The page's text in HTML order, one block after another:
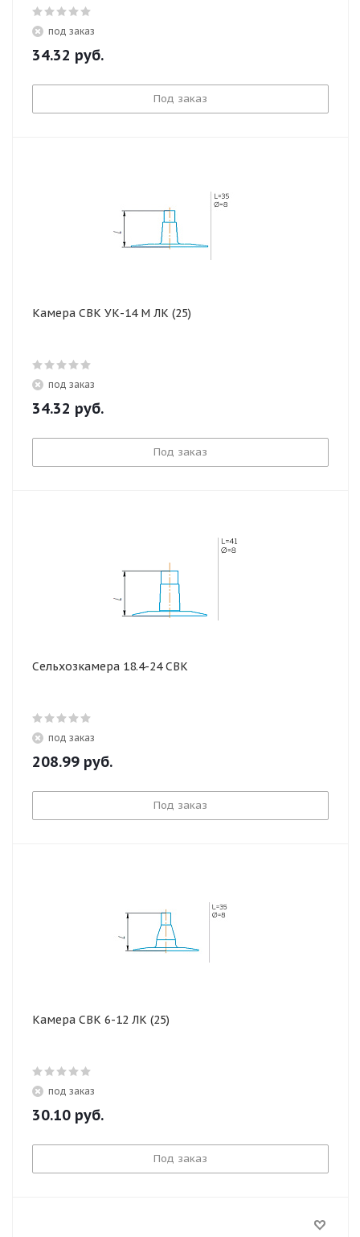
под заказ
34.32 руб.
Под заказ
Камера СВК УК-14 М ЛК (25)
под заказ
34.32 руб.
Под заказ
Сельхозкамера 18.4-24 СВК
под заказ
208.99 руб.
Под заказ
Камера СВК 6-12 ЛК (25)
под заказ
30.10 руб.
Под заказ